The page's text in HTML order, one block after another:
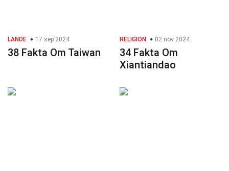
LANDE 17 sep 2024
38 Fakta Om Taiwan
RELIGION 02 nov 2024
34 Fakta Om
Xiantiandao